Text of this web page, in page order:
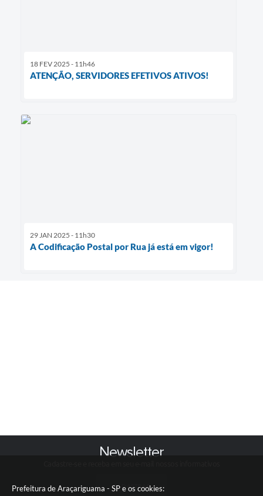
Prefeitura de Araçariguama - SP e os cookies:
18 FEV 2025 - 11h46
ATENÇÃO, SERVIDORES EFETIVOS ATIVOS!
29 JAN 2025 - 11h30
A Codificação Postal por Rua já está em vigor!
Newsletter
CADASTRAR